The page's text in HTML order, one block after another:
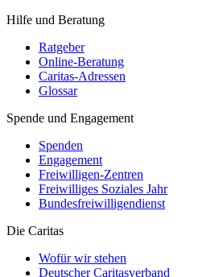
Hilfe und Beratung
Ratgeber
Online-Beratung
Caritas-Adressen
Glossar
Spende und Engagement
Spenden
Engagement
Freiwilligen-Zentren
Freiwilliges Soziales Jahr
Bundesfreiwilligendienst
Die Caritas
Wofür wir stehen
Deutscher Caritasverband